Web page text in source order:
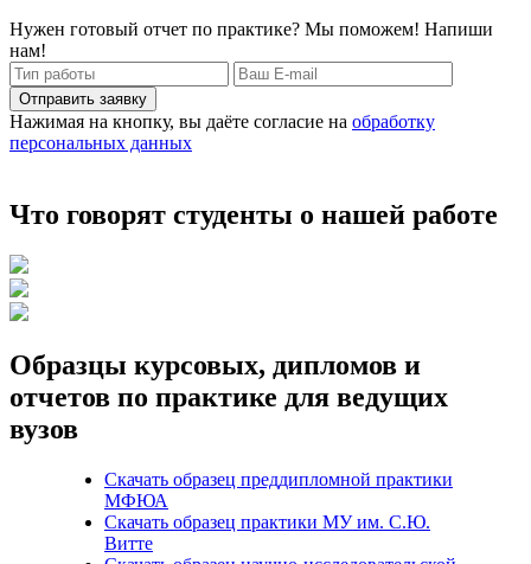
Нужен готовый отчет по практике? Мы поможем! Напиши
нам!
Отправить заявку
Нажимая на кнопку, вы даёте согласие на обработку
персональных данных
Что говорят студенты о нашей работе
Образцы курсовых, дипломов и
отчетов по практике для ведущих
вузов
Скачать образец преддипломной практики
МФЮА
Скачать образец практики МУ им. С.Ю.
Витте